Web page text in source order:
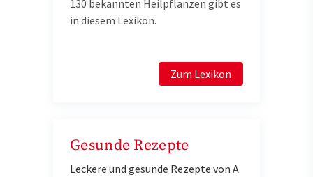
130 bekannten Heilpflanzen gibt es
in diesem Lexikon.
Zum Lexikon
Gesunde Rezepte
Leckere und gesunde Rezepte von A